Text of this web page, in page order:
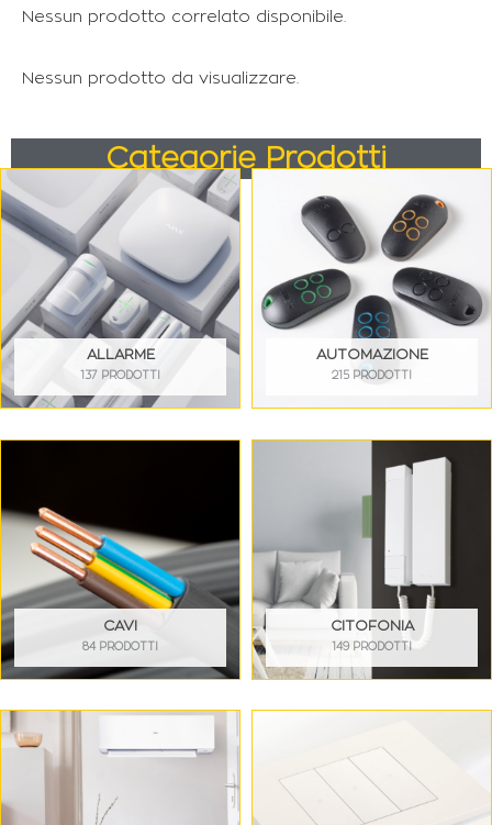
Nessun prodotto correlato disponibile.
Nessun prodotto da visualizzare.
Categorie Prodotti
ALLARME
137 PRODOTTI
AUTOMAZIONE
215 PRODOTTI
CAVI
84 PRODOTTI
CITOFONIA
149 PRODOTTI